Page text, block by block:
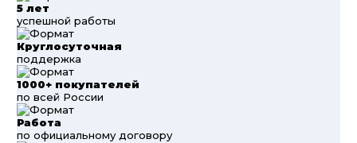
5 лет
успешной работы
Круглосуточная
поддержка
1000+ покупателей
по всей России
Работа
по официальному договору